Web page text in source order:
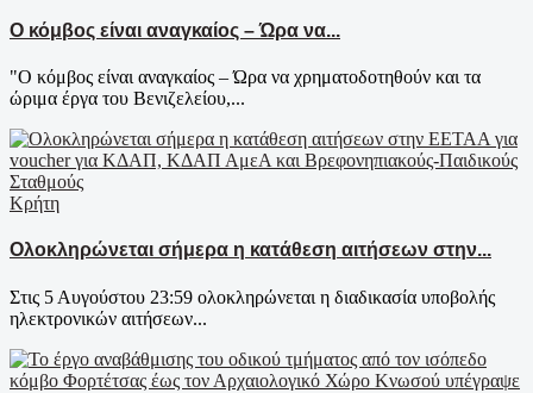
Ο κόμβος είναι αναγκαίος – Ώρα να...
"Ο κόμβος είναι αναγκαίος – Ώρα να χρηματοδοτηθούν και τα
ώριμα έργα του Βενιζελείου,...
Κρήτη
Ολοκληρώνεται σήμερα η κατάθεση αιτήσεων στην...
Στις 5 Αυγούστου 23:59 ολοκληρώνεται η διαδικασία υποβολής
ηλεκτρονικών αιτήσεων...